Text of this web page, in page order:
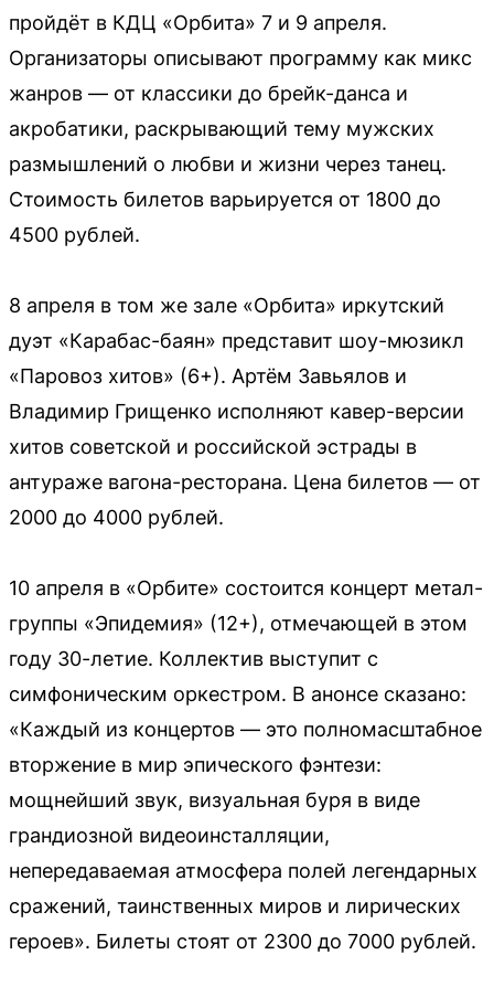
пройдёт в КДЦ «Орбита» 7 и 9 апреля.
Организаторы описывают программу как микс
жанров — от классики до брейк-данса и
акробатики, раскрывающий тему мужских
размышлений о любви и жизни через танец.
Стоимость билетов варьируется от 1800 до
4500 рублей.
8 апреля в том же зале «Орбита» иркутский
дуэт «Карабас-баян» представит шоу-мюзикл
«Паровоз хитов» (6+). Артём Завьялов и
Владимир Грищенко исполняют кавер-версии
хитов советской и российской эстрады в
антураже вагона-ресторана. Цена билетов — от
2000 до 4000 рублей.
10 апреля в «Орбите» состоится концерт метал-
группы «Эпидемия» (12+), отмечающей в этом
году 30-летие. Коллектив выступит с
симфоническим оркестром. В анонсе сказано:
«Каждый из концертов — это полномасштабное
вторжение в мир эпического фэнтези:
мощнейший звук, визуальная буря в виде
грандиозной видеоинсталляции,
непередаваемая атмосфера полей легендарных
сражений, таинственных миров и лирических
героев». Билеты стоят от 2300 до 7000 рублей.